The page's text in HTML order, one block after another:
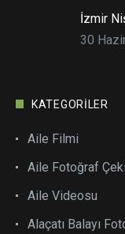
İzmir
30
KATEGORILER
Aile Filmi
Aile Fotoğraf
Aile Videosu
Alaçatı Balayı